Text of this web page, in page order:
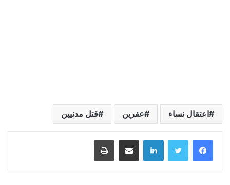
اعتقال نساء عفرين قتل مدنيين
لينكدإن